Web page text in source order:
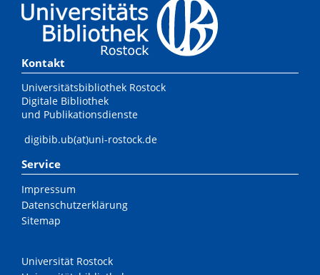
Kontakt
Universitätsbibliothek Rostock
Digitale Bibliothek
und Publikationsdienste
digibib.ub(at)uni-rostock.de
Service
Impressum
Datenschutzerklärung
Sitemap
Universität Rostock